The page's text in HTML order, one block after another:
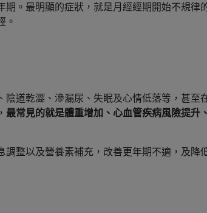
。最明顯的症狀，就是月經經期開始不規律
。
道乾澀、滲漏尿、失眠及心情低落等，甚至
最常見的就是體重增加、心血管疾病風險提升
整以及營養素補充，改善更年期不適，及降